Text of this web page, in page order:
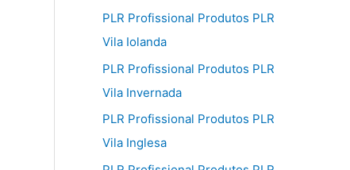
PLR Profissional Produtos PLR
Vila Iolanda
PLR Profissional Produtos PLR
Vila Invernada
PLR Profissional Produtos PLR
Vila Inglesa